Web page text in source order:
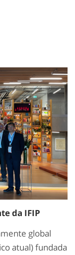
da IFIP
global
atual) fundada